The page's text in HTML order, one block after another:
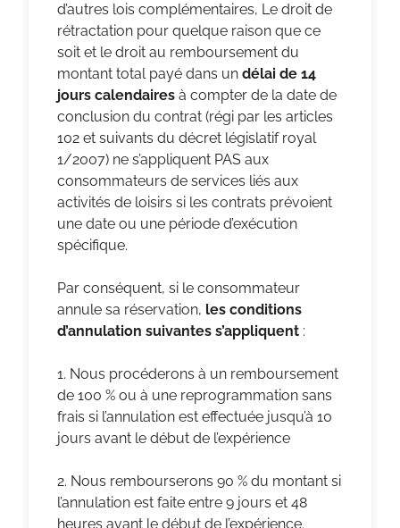
d’autres lois complémentaires, Le droit de
rétractation pour quelque raison que ce
soit et le droit au remboursement du
montant total payé dans un délai de 14
jours calendaires à compter de la date de
conclusion du contrat (régi par les articles
102 et suivants du décret législatif royal
1/2007) ne s’appliquent PAS aux
consommateurs de services liés aux
activités de loisirs si les contrats prévoient
une date ou une période d’exécution
spécifique.
Par conséquent, si le consommateur
annule sa réservation, les conditions
d’annulation suivantes s’appliquent :
1. Nous procéderons à un remboursement
de 100 % ou à une reprogrammation sans
frais si l’annulation est effectuée jusqu’à 10
jours avant le début de l’expérience
2. Nous rembourserons 90 % du montant si
l’annulation est faite entre 9 jours et 48
heures avant le début de l’expérience.